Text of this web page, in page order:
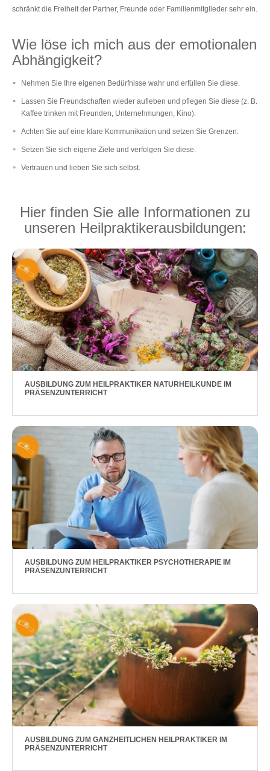
schränkt die Freiheit der Partner, Freunde oder Familienmitglieder sehr ein.
Wie löse ich mich aus der emotionalen
Abhängigkeit?
Nehmen Sie Ihre eigenen Bedürfnisse wahr und erfüllen Sie diese.
Lassen Sie Freundschaften wieder aufleben und pflegen Sie diese (z. B.
Kaffee trinken mit Freunden, Unternehmungen, Kino).
Achten Sie auf eine klare Kommunikation und setzen Sie Grenzen.
Setzen Sie sich eigene Ziele und verfolgen Sie diese.
Vertrauen und lieben Sie sich selbst.
Hier finden Sie alle Informationen zu
unseren Heilpraktikerausbildungen:
AUSBILDUNG ZUM HEILPRAKTIKER NATURHEILKUNDE IM
PRÄSENZUNTERRICHT
AUSBILDUNG ZUM HEILPRAKTIKER PSYCHOTHERAPIE IM
PRÄSENZUNTERRICHT
AUSBILDUNG ZUM GANZHEITLICHEN HEILPRAKTIKER IM
PRÄSENZUNTERRICHT